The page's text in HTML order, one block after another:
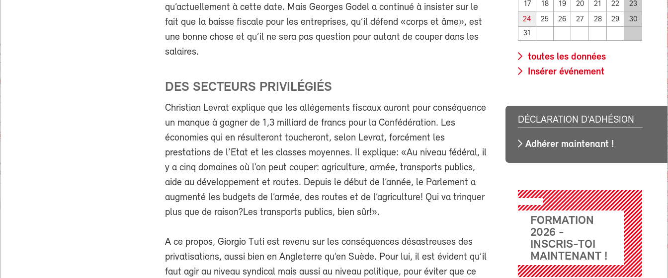
qu’actuellement à cette date. Mais Georges Godel a continué à insister sur le
fait que la baisse fiscale pour les entreprises, qu’il défend «corps et âme», est
une bonne chose et qu’il ne sera pas question pour autant de couper dans les
salaires.
DES SECTEURS PRIVILÉGIÉS
Christian Levrat explique que les allégements fiscaux auront pour conséquence
un manque à gagner de 1,3 milliard de francs pour la Confédération. Les
économies qui en résulteront toucheront, selon Levrat, forcément les
prestations de l’Etat et les classes moyennes. Il explique: «Au niveau fédéral, il
y a cinq domaines où l’on peut couper: agriculture, armée, transports publics,
aide au développement et routes. Depuis le début de l’année, le Parlement a
augmenté les budgets de l’armée, des routes et de l’agriculture! Qui va trinquer
plus que de raison?Les transports publics, bien sûr!».
A ce propos, Giorgio Tuti est revenu sur les conséquences désastreuses des
privatisations, aussi bien en Angleterre qu’en Suède. Pour lui, il est évident qu’il
faut agir au niveau syndical mais aussi au niveau politique, pour éviter que ce
17
18 19 20 21 22 23
24 25 26 27 28 29
30
31
toutes les données
Insérer événement
DÉCLARATION D’ADHÉSION
Adhérer maintenant !
FORMATION
2026 -
INSCRIS-TOI
MAINTENANT !